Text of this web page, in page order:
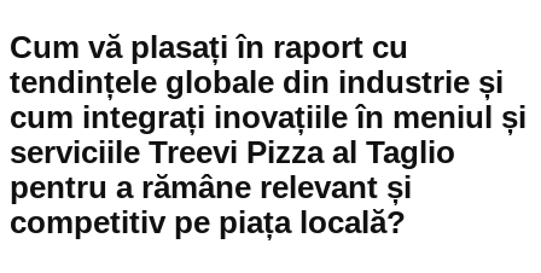
Cum vă plasați în raport cu
tendințele globale din industrie și
cum integrați inovațiile în meniul și
serviciile Treevi Pizza al Taglio
pentru a rămâne relevant și
competitiv pe piața locală?